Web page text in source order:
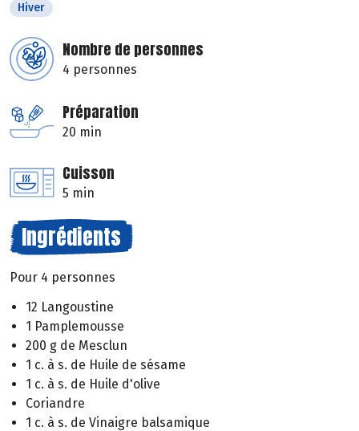
Hiver
Nombre de personnes
4 personnes
Préparation
20 min
Cuisson
5 min
Ingrédients
Pour 4 personnes
12 Langoustine
1 Pamplemousse
200 g de Mesclun
1 c. à s. de Huile de sésame
1 c. à s. de Huile d'olive
Coriandre
1 c. à s. de Vinaigre balsamique